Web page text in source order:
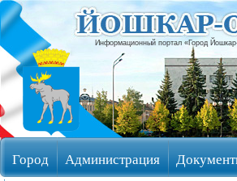
Информационный портал «Город
Город Администрация